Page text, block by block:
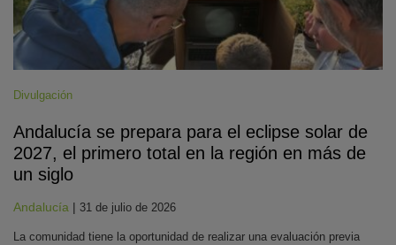
Divulgación
Andalucía se prepara para el eclipse solar de
2027, el primero total en la región en más de
un siglo
Andalucía | 31 de julio de 2026
La comunidad tiene la oportunidad de realizar una evaluación previa